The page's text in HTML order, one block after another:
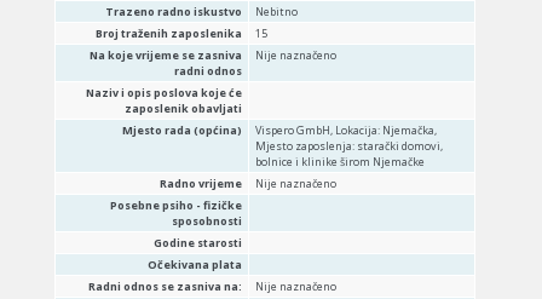
Trazeno radno iskustvo
Nebitno
Broj traženih zaposlenika
15
Na koje vrijeme se zasniva
radni odnos
Nije naznačeno
Naziv i opis poslova koje će
zaposlenik obavljati
Mjesto rada (općina)
Vispero GmbH, Lokacija: Njemačka,
Mjesto zaposlenja: starački domovi,
bolnice i klinike širom Njemačke
Radno vrijeme
Nije naznačeno
Posebne psiho - fizičke
sposobnosti
Godine starosti
Očekivana plata
Radni odnos se zasniva na:
Nije naznačeno